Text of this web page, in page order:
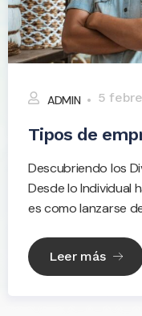
ADMIN 5
Tipos de
Descubriendo los
Desde lo Individual
es como lanzarse
Leer más